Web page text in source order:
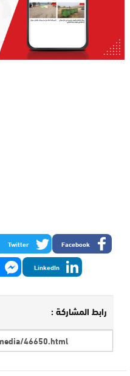
Facebook
Twitter
LinkedIn
رابط المشاركة :